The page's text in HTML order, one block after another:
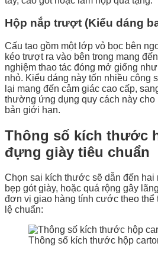
Hộp nắp trượt (Kiểu dáng
Cấu tạo gồm một lớp vỏ bọc bên
kéo trượt ra vào bên trong mang
nghiệm thao tác đóng mở giống
nhỏ. Kiểu dáng này tốn nhiều công
lại mang đến cảm giác cao cấp,
thường ứng dụng quy cách này
bản giới hạn.
Thông số kích thước
đựng giày tiêu chuẩn
Chọn sai kích thước sẽ dẫn đến hai
bẹp gót giày, hoặc quá rộng gây
đơn vị giao hàng tính cước theo
lệ chuẩn:
Thông số kích thước hộp